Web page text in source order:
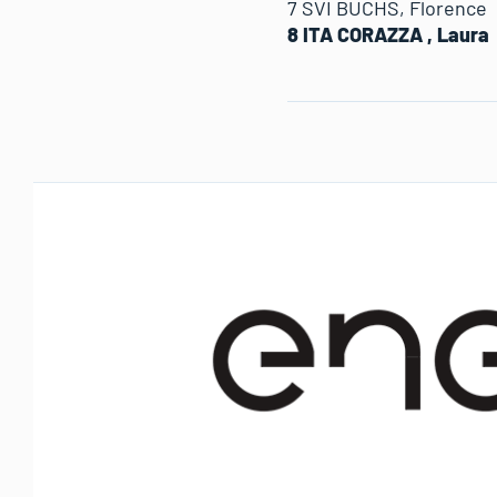
7 SVI BUCHS,
8 ITA CORAZZA ,